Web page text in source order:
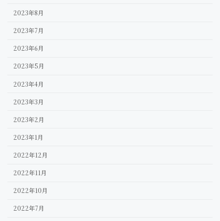
2023年8月
2023年7月
2023年6月
2023年5月
2023年4月
2023年3月
2023年2月
2023年1月
2022年12月
2022年11月
2022年10月
2022年7月